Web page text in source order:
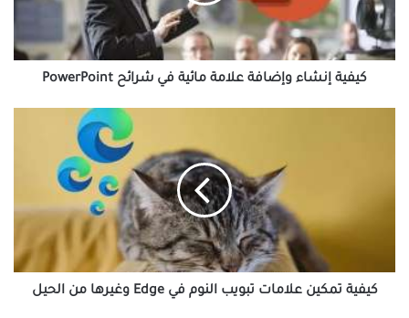
شرائح
PowerPoint
كيفية إنشاء وإضافة علامة مائية في شرائح PowerPoint
من
الحيلكيفية تمكين علامات تبويب النوم في Edge وغيرها من الحيل